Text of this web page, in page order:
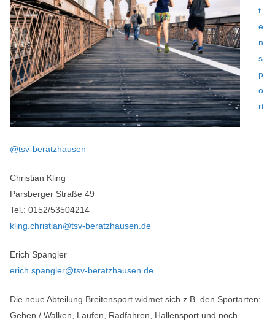
t
e
n
s
p
o
rt
@tsv-beratzhausen
Christian Kling
Parsberger Straße 49
Tel.: 0152/53504214
kling.christian@tsv-beratzhausen.de
Erich Spangler
erich.spangler@tsv-beratzhausen.de
Die neue Abteilung Breitensport widmet sich z.B. den Sportarten:
Gehen / Walken, Laufen, Radfahren, Hallensport und noch